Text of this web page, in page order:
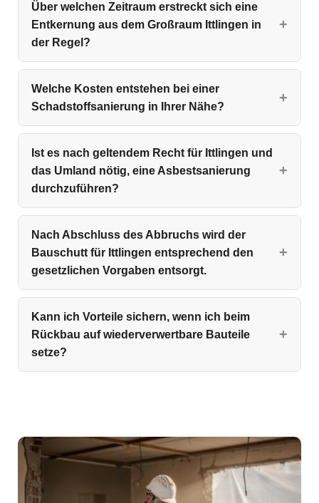
Über welchen Zeitraum erstreckt sich eine
Entkernung aus dem Großraum Ittlingen in
der Regel?
Welche Kosten entstehen bei einer
Schadstoffsanierung in Ihrer Nähe?
Ist es nach geltendem Recht für Ittlingen und
das Umland nötig, eine Asbestsanierung
durchzuführen?
Nach Abschluss des Abbruchs wird der
Bauschutt für Ittlingen entsprechend den
gesetzlichen Vorgaben entsorgt.
Kann ich Vorteile sichern, wenn ich beim
Rückbau auf wiederverwertbare Bauteile
setze?